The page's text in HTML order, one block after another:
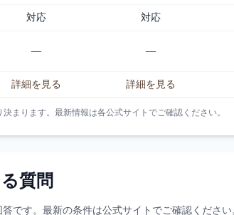
対応 対応
— —
詳細を見る 詳細を見る
まります。最新情報は各公式サイトでご確認ください。
質問
です。最新の条件は公式サイトでご確認ください